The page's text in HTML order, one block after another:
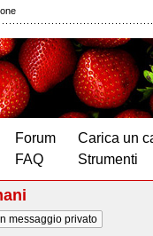
Forum
FAQ
Carica un
Strumenti
messaggio privato